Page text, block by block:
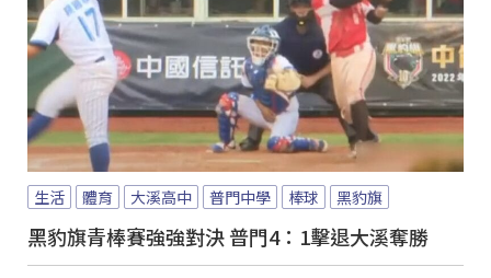
生活 體育 大溪高中 普門中學 棒球 黑豹旗
黑豹旗青棒賽強強對決 普門4：1擊退大溪奪勝